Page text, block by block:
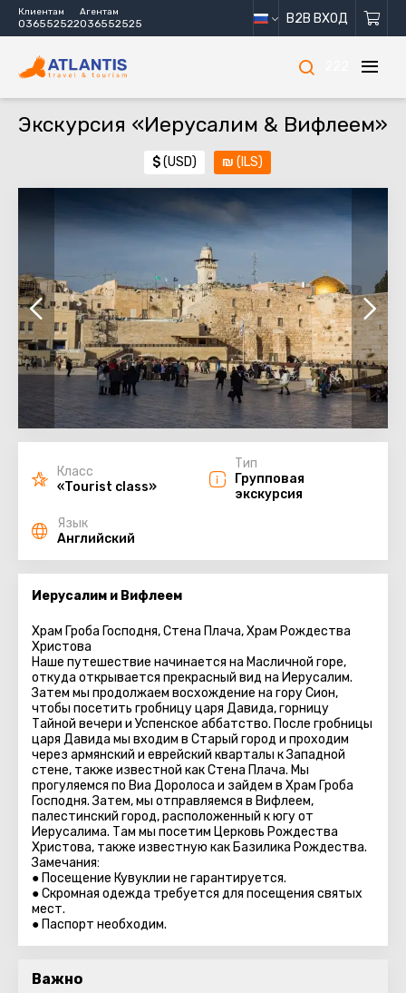
Клиентам
036552522
Агентам
036552525 B2B ВХОД
Экскурсия «Иерусалим & Вифлеем»
$(USD) ₪ (ILS)
Класс
«Tourist class»
Тип
Групповая
экскурсия
Язык
Английский
Иерусалим и Вифлеем
Храм Гроба Господня, Стена Плача, Храм Рождества
Христова
Наше путешествие начинается на Масличной горе,
откуда открывается прекрасный вид на Иерусалим.
Затем мы продолжаем восхождение на гору Сион,
чтобы посетить гробницу царя Давида, горницу
Тайной вечери и Успенское аббатство. После гробницы
царя Давида мы входим в Старый город и проходим
через армянский и еврейский кварталы к Западной
стене, также известной как Стена Плача. Мы
прогуляемся по Виа Доролоса и зайдем в Храм Гроба
Господня. Затем, мы отправляемся в Вифлеем,
палестинский город, расположенный к югу от
Иерусалима. Там мы посетим Церковь Рождества
Христова, также известную как Базилика Рождества.
Замечания:
● Посещение Кувуклии не гарантируется.
● Скромная одежда требуется для посещения святых
мест.
● Паспорт необходим.
Важно